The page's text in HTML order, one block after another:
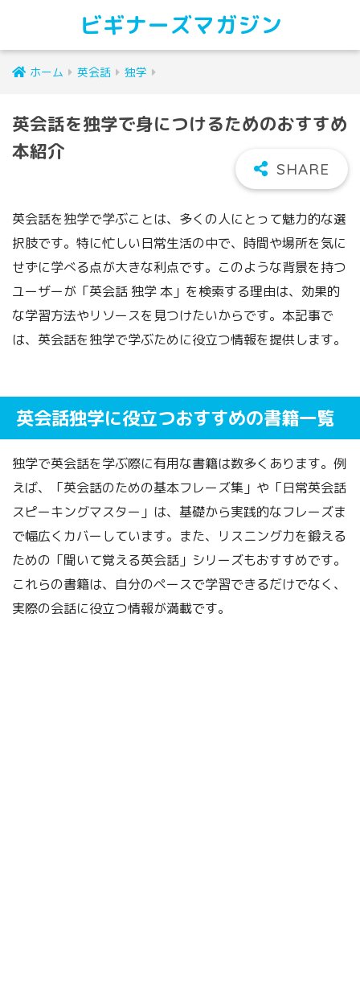
ビギナーズマガジン
ホーム 英会話 独学
英会話を独学で身につけるためのおすすめ
本紹介
英会話を独学で学ぶことは、多くの人にとって魅力的な選
択肢です。特に忙しい日常生活の中で、時間や場所を気に
せずに学べる点が大きな利点です。このような背景を持つ
ユーザーが「英会話 独学 本」を検索する理由は、効果的
な学習方法やリソースを見つけたいからです。本記事で
は、英会話を独学で学ぶために役立つ情報を提供します。
英会話独学に役立つおすすめの書籍一覧
独学で英会話を学ぶ際に有用な書籍は数多くあります。例
えば、「英会話のための基本フレーズ集」や「日常英会話
スピーキングマスター」は、基礎から実践的なフレーズま
で幅広くカバーしています。また、リスニング力を鍛える
ための「聞いて覚える英会話」シリーズもおすすめです。
これらの書籍は、自分のペースで学習できるだけでなく、
実際の会話に役立つ情報が満載です。